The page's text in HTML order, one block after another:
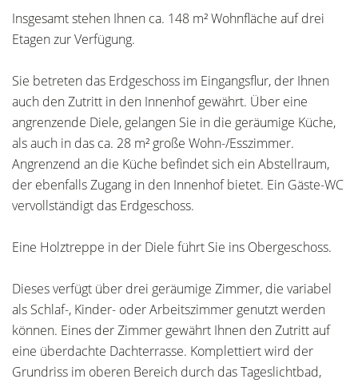
Insgesamt stehen Ihnen ca. 148 m² Wohnfläche auf drei
Etagen zur Verfügung.
Sie betreten das Erdgeschoss im Eingangsflur, der Ihnen
auch den Zutritt in den Innenhof gewährt. Über eine
angrenzende Diele, gelangen Sie in die geräumige Küche,
als auch in das ca. 28 m² große Wohn-/Esszimmer.
Angrenzend an die Küche befindet sich ein Abstellraum,
der ebenfalls Zugang in den Innenhof bietet. Ein Gäste-WC
vervollständigt das Erdgeschoss.
Eine Holztreppe in der Diele führt Sie ins Obergeschoss.
Dieses verfügt über drei geräumige Zimmer, die variabel
als Schlaf-, Kinder- oder Arbeitszimmer genutzt werden
können. Eines der Zimmer gewährt Ihnen den Zutritt auf
eine überdachte Dachterrasse. Komplettiert wird der
Grundriss im oberen Bereich durch das Tageslichtbad,